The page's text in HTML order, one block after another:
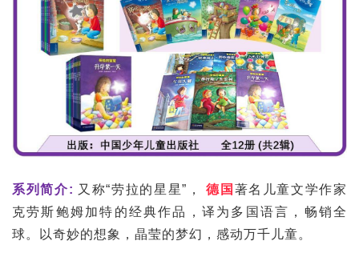
系列简介: 又称“劳拉的星星”，德国 著名儿童文学作家
克劳斯鲍姆加特的经典作品，译为多国语言，畅销全
球。以奇妙的想象，晶莹的梦幻，感动万千儿童。